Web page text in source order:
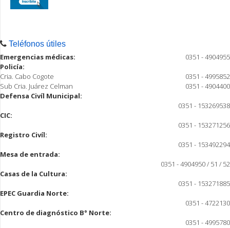
Teléfonos útiles
Emergencias médicas:
0351 - 4904955
Policía:
Cria. Cabo Cogote
0351 - 4995852
Sub Cria. Juárez Celman
0351 - 4904400
Defensa Civíl Municipal:
0351 - 153269538
CIC:
0351 - 153271256
Registro Civíl:
0351 - 153492294
Mesa de entrada:
0351 - 4904950 / 51 / 52
Casas de la Cultura:
0351 - 153271885
EPEC Guardia Norte:
0351 - 4722130
Centro de diagnóstico B° Norte:
0351 - 4995780